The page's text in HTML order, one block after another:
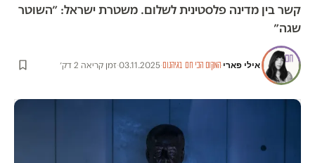
קשר בין מדינה פלסטינית לשלום. משטרת ישראל: ״השוטר
שגה״
אילי פארי·המקום הכי חם בגיהנום·
03.11.2025
·זמן קריאה 2 דק׳